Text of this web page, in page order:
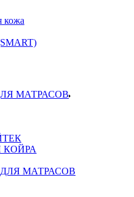
кожа
МАТРАСОВ
МАТРАСОВ